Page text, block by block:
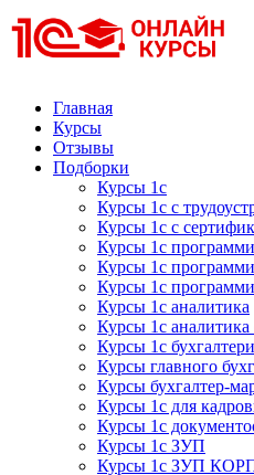
Курсы 1С
Курсы 1С официальная
Главная
Курсы
Отзывы
Подборки
Курсы 1с
Курсы 1с с
Курсы 1с с
Курсы 1с
Курсы 1с
Курсы 1с
Курсы 1с аналитика
Курсы 1с
Курсы 1с
Курсы главного
Курсы бухгалтер-
Курсы 1с для
Курсы 1с
Курсы 1с ЗУП
Курсы 1с ЗУП